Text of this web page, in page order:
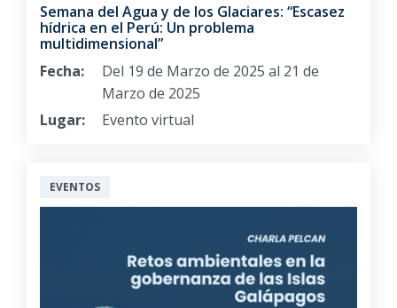
Semana del Agua y de los Glaciares: “Escasez
hídrica en el Perú: Un problema
multidimensional”
Fecha:
Del 19 de Marzo de 2025 al 21 de
Marzo de 2025
Lugar:
Evento virtual
EVENTOS